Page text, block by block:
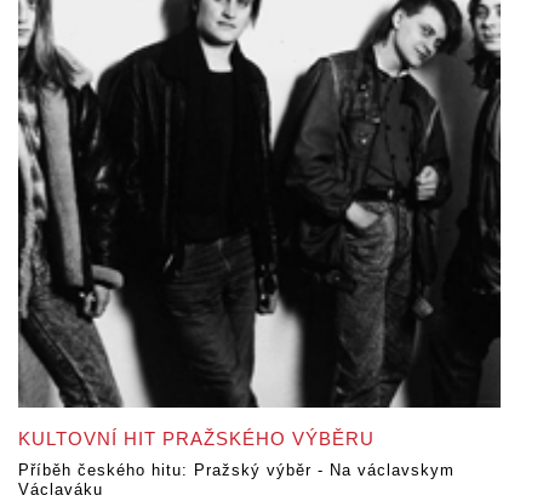
KULTOVNÍ HIT PRAŽSKÉHO VÝBĚRU
Příběh českého hitu: Pražský výběr - Na václavskym
Václaváku